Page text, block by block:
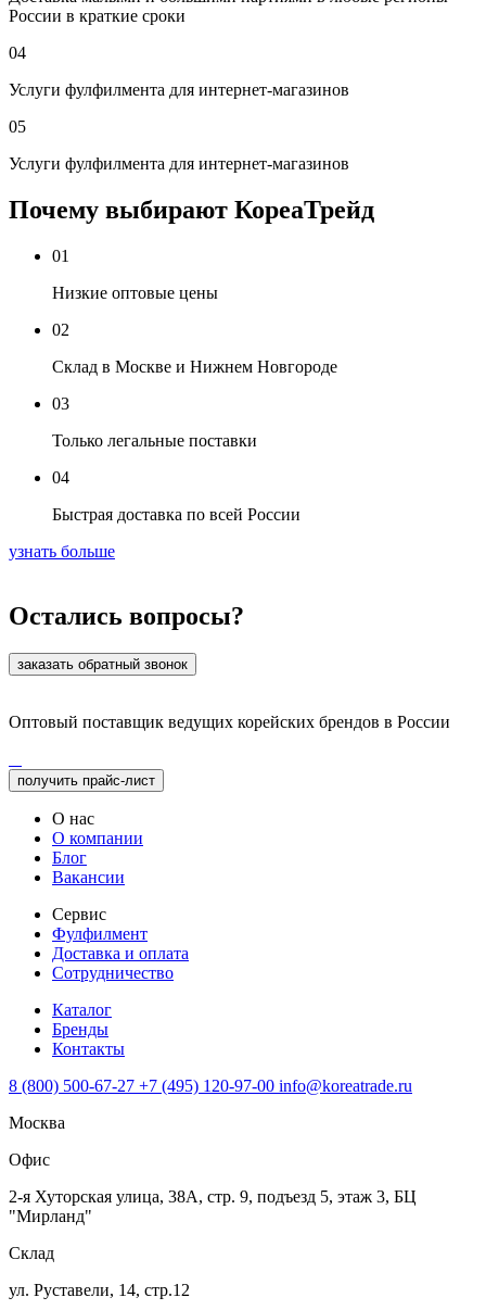
России в краткие сроки
04
Услуги фулфилмента для интернет-магазинов
05
Услуги фулфилмента для интернет-магазинов
Почему выбирают КореаТрейд
01
Низкие оптовые цены
02
Склад в Москве и Нижнем Новгороде
03
Только легальные поставки
04
Быстрая доставка по всей России
узнать больше
Остались вопросы?
заказать обратный звонок
Оптовый поставщик ведущих корейских брендов в России
получить прайс-лист
О нас
О компании
Блог
Вакансии
Сервис
Фулфилмент
Доставка и оплата
Сотрудничество
Каталог
Бренды
Контакты
8 (800) 500-67-27 +7 (495) 120-97-00 info@koreatrade.ru
Москва
Офис
2-я Хуторская улица, 38А, стр. 9, подъезд 5, этаж 3, БЦ
"Мирланд"
Склад
ул. Руставели, 14, стр.12